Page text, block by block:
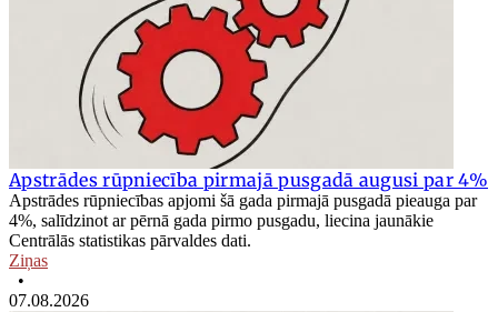
Apstrādes rūpniecība pirmajā pusgadā augusi par 4%
Apstrādes rūpniecības apjomi šā gada pirmajā pusgadā pieauga par
4%, salīdzinot ar pērnā gada pirmo pusgadu, liecina jaunākie
Centrālās statistikas pārvaldes dati.
Ziņas
•
07.08.2026